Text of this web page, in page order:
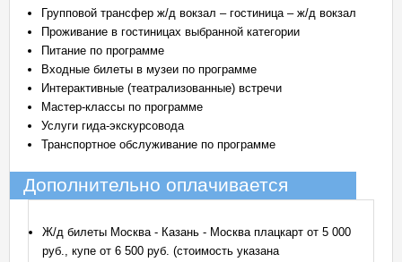
Групповой трансфер ж/д вокзал – гостиница – ж/д вокзал
Проживание в гостиницах выбранной категории
Питание по программе
Входные билеты в музеи по программе
Интерактивные (театрализованные) встречи
Мастер-классы по программе
Услуги гида-экскурсовода
Транспортное обслуживание по программе
Дополнительно оплачивается
Ж/д билеты Москва - Казань - Москва плацкарт от 5 000
руб., купе от 6 500 руб. (стоимость указана